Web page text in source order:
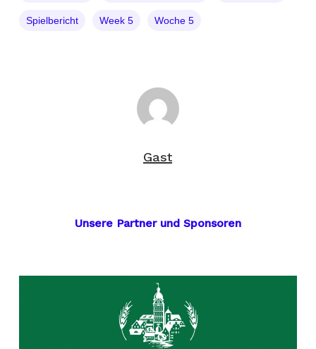
Spielbericht Week 5 Woche 5
Gast
Unsere Partner und Sponsoren